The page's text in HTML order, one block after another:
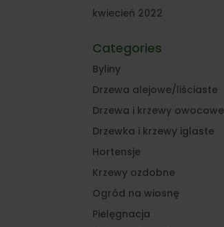
kwiecień 2022
Categories
Byliny
Drzewa alejowe/liściaste
Drzewa i krzewy owocowe
Drzewka i krzewy iglaste
Hortensje
Krzewy ozdobne
Ogród na wiosnę
Pielęgnacja